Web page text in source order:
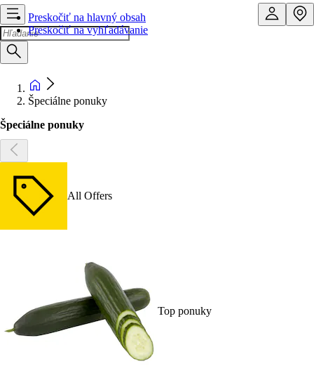
Preskočiť na hlavný obsah
Preskočiť na vyhľadávanie
Špeciálne ponuky
Špeciálne ponuky
All Offers
Top ponuky